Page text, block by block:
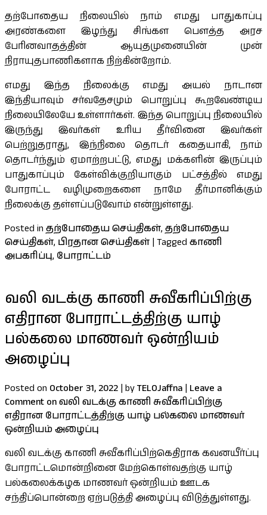
தற்போதைய நிலையில் நாம் எமது பாதுகாப்பு
அரண்களை இழந்து சிங்கள பெளத்த அரச
பேரினவாதத்தின் ஆயுதமுனையின் முன்
நிராயுதபாணிகளாக நிற்கின்றோம்.
எமது இந்த நிலைக்கு எமது அயல் நாடான
இந்தியாவும் சர்வதேசமும் பொறுப்பு கூறவேண்டிய
நிலையிலேயே உள்ளார்கள். இந்த பொறுப்பு நிலையில்
இருந்து இவர்கள் உரிய தீர்வினை இவர்கள்
பெற்றுதராது, இந்நிலை தொடர் கதையாகி, நாம்
தொடர்ந்தும் ஏமாற்றபட்டு, எமது மக்களின் இருப்பும்
பாதுகாப்பும் கேள்விக்குறியாகும் பட்சத்தில் எமது
போராட்ட வழிமுறைகளை நாமே தீர்மானிக்கும்
நிலைக்கு தள்ளப்படுவோம் என்றுள்ளது.
Posted in தற்போதைய செய்திகள், தற்போதைய
செய்திகள், பிரதான செய்திகள் | Tagged காணி
அபகரிப்பு, போராட்டம்
வலி வடக்கு காணி சுவீகரிப்பிற்கு
எதிரான போராட்டத்திற்கு யாழ்
பல்கலை மாணவர் ஒன்றியம்
அழைப்பு
Posted on October 31, 2022 | byTELOJaffna | Leave a
Comment on வலி வடக்கு காணி சுவீகரிப்பிற்கு
எதிரான போராட்டத்திற்கு யாழ் பல்கலை மாணவர்
ஒன்றியம் அழைப்பு
வலி வடக்கு காணி சுவீகரிப்பிற்கெதிராக கவனயீர்ப்பு
போராட்டமொன்றினை மேற்கொள்வதற்கு யாழ்
பல்கலைக்கழக மாணவர் ஒன்றியம் ஊடக
சந்திப்பொன்றை ஏற்படுத்தி அழைப்பு விடுத்துள்ளது.